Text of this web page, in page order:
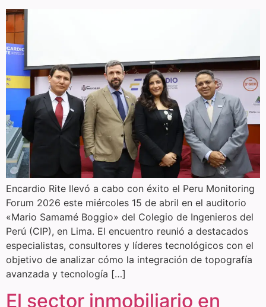
Encardio Rite llevó a cabo con éxito el Peru Monitoring
Forum 2026 este miércoles 15 de abril en el auditorio
«Mario Samamé Boggio» del Colegio de Ingenieros del
Perú (CIP), en Lima. El encuentro reunió a destacados
especialistas, consultores y líderes tecnológicos con el
objetivo de analizar cómo la integración de topografía
avanzada y tecnología […]
El sector inmobiliario en